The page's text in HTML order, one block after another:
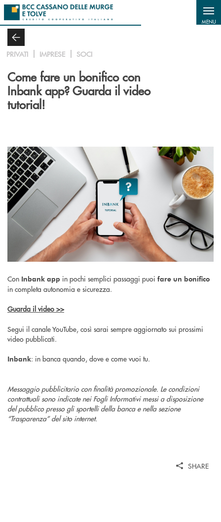
Salta al contenuto principale
MENU
PRIVATI IMPRESE SOCI
Come fare un bonifico con
Inbank app? Guarda il video
tutorial!
Con Inbank app in pochi semplici passaggi puoi fare un bonifico
in completa autonomia e sicurezza.
Guarda il video >>
Segui il canale YouTube, così sarai sempre aggiornato sui prossimi
video pubblicati.
Inbank: in banca quando, dove e come vuoi tu.
Messaggio pubblicitario con finalità promozionale. Le condizioni
contrattuali sono indicate nei Fogli Informativi messi a disposizione
del pubblico presso gli sportelli della banca e nella sezione
“Trasparenza” del sito internet.
SHARE